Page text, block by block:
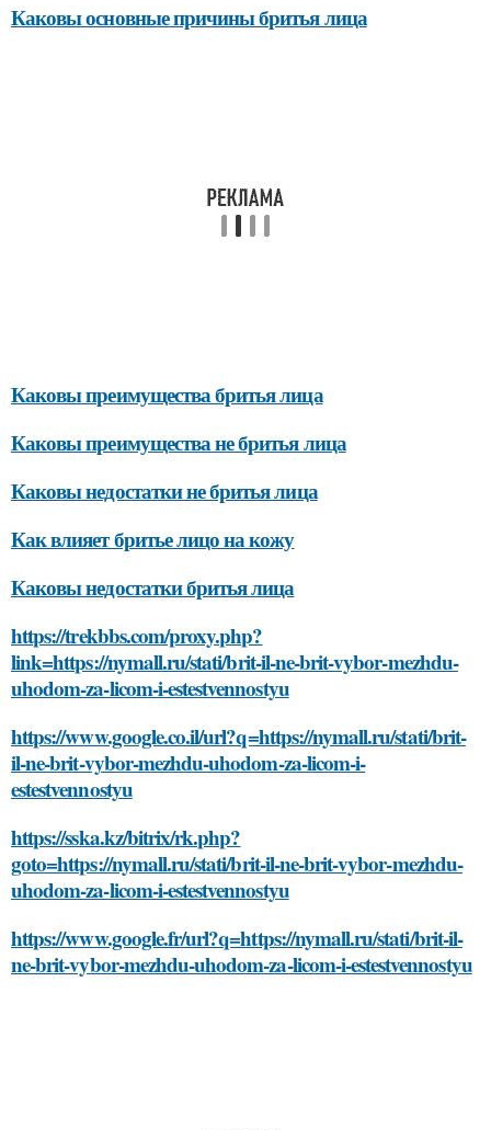
Каковы основные причины бритья лица
Каковы преимущества бритья лица
Каковы преимущества не бритья лица
Каковы недостатки не бритья лица
Как влияет бритье лицо на кожу
Каковы недостатки бритья лица
https://trekbbs.com/proxy.php?
link=https://nymall.ru/stati/brit-il-ne-brit-vybor-mezhdu-
uhodom-za-licom-i-estestvennostyu
https://www.google.co.il/url?q=https://nymall.ru/stati/brit-
il-ne-brit-vybor-mezhdu-uhodom-za-licom-i-
estestvennostyu
https://sska.kz/bitrix/rk.php?
goto=https://nymall.ru/stati/brit-il-ne-brit-vybor-mezhdu-
uhodom-za-licom-i-estestvennostyu
https://www.google.fr/url?q=https://nymall.ru/stati/brit-il-
ne-brit-vybor-mezhdu-uhodom-za-licom-i-estestvennostyu